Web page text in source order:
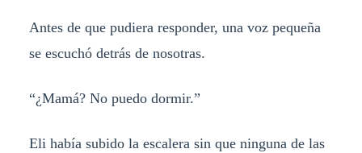
Antes de que pudiera responder, una voz pequeña
se escuchó detrás de nosotras.
“¿Mamá? No puedo dormir.”
Eli había subido la escalera sin que ninguna de las